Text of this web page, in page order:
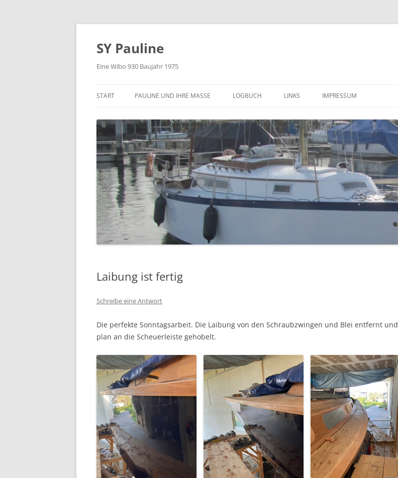
Zum
SY Pauline
Eine Wibo 930 Baujahr 1975
START PAULINE UND IHRE MASSE LOGBUCH
WEITERE IMPRESSIONEN ( APRIL –
JUNI 2014 )
DER TRANSPORT IN DIE
HEIMISCHE SCHEUNE (30. JUNI
2014)
LINKS IMPRESSUM
Laibung ist fertig
Schreibe eine Antwort
Die perfekte Sonntagsarbeit. Die Laibung von den Schraubzwingen und Blei entfernt und
plan an die Scheuerleiste gehobelt.